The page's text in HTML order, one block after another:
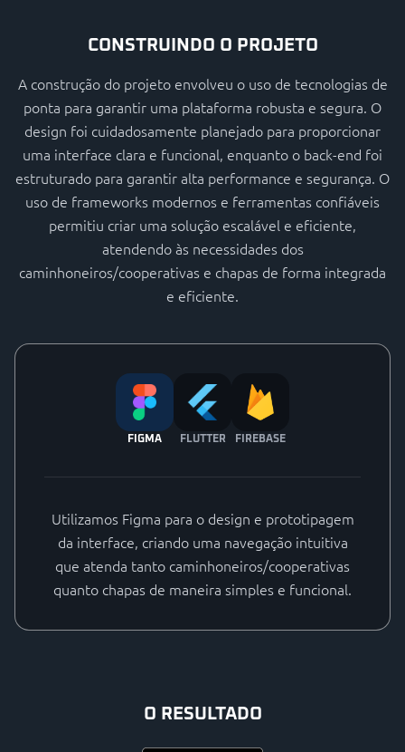
CONSTRUINDO O PROJETO
A construção do projeto envolveu o uso de tecnologias de
ponta para garantir uma plataforma robusta e segura. O
design foi cuidadosamente planejado para proporcionar
uma interface clara e funcional, enquanto o back-end foi
estruturado para garantir alta performance e segurança. O
uso de frameworks modernos e ferramentas confiáveis
permitiu criar uma solução escalável e eficiente,
atendendo às necessidades dos
caminhoneiros/cooperativas e chapas de forma integrada
e eficiente.
FIGMA FLUTTER FIREBASE
Utilizamos Figma para o design e prototipagem
da interface, criando uma navegação intuitiva
que atenda tanto caminhoneiros/cooperativas
quanto chapas de maneira simples e funcional.
O RESULTADO